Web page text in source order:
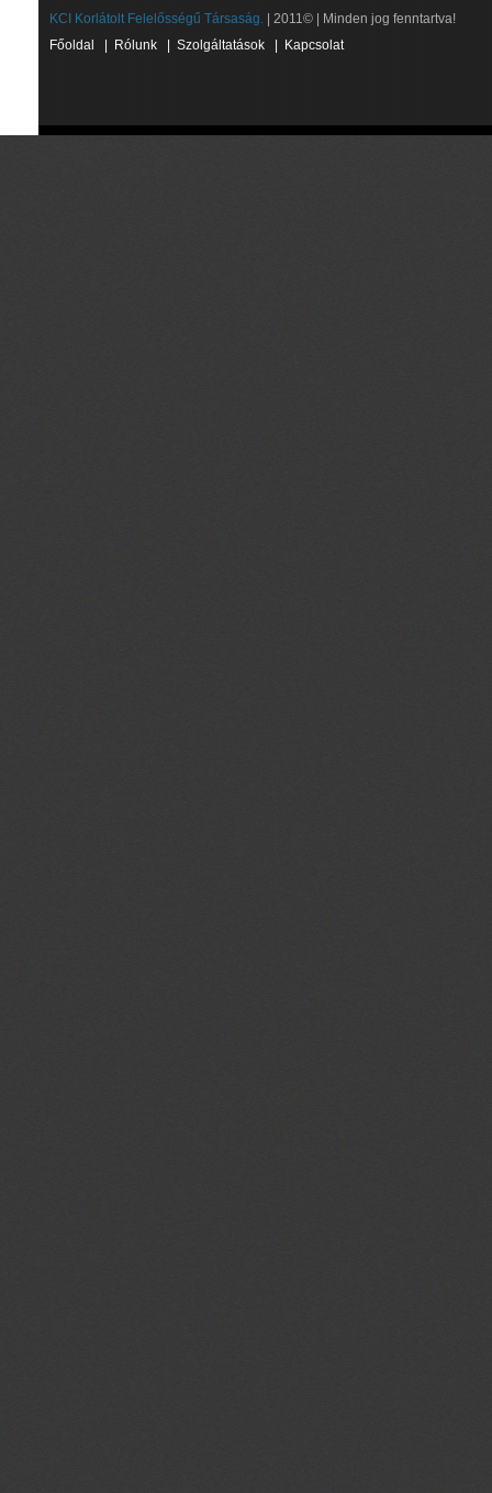
KCI Korlátolt Felelősségű Társaság. | 2011© | Minden jog fenntartva!
Főoldal
Rólunk Szolgáltatások Kapcsolat